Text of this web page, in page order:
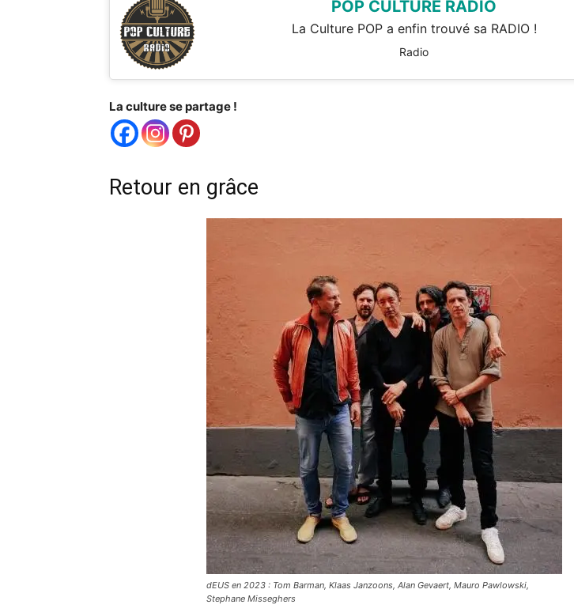
POP CULTURE RADIO
La Culture POP a enfin trouvé sa RADIO !
Radio
La culture se partage !
Retour en grâce
dEUS en 2023 : Tom Barman, Klaas Janzoons, Alan Gevaert, Mauro Pawlowski,
Stephane Misseghers